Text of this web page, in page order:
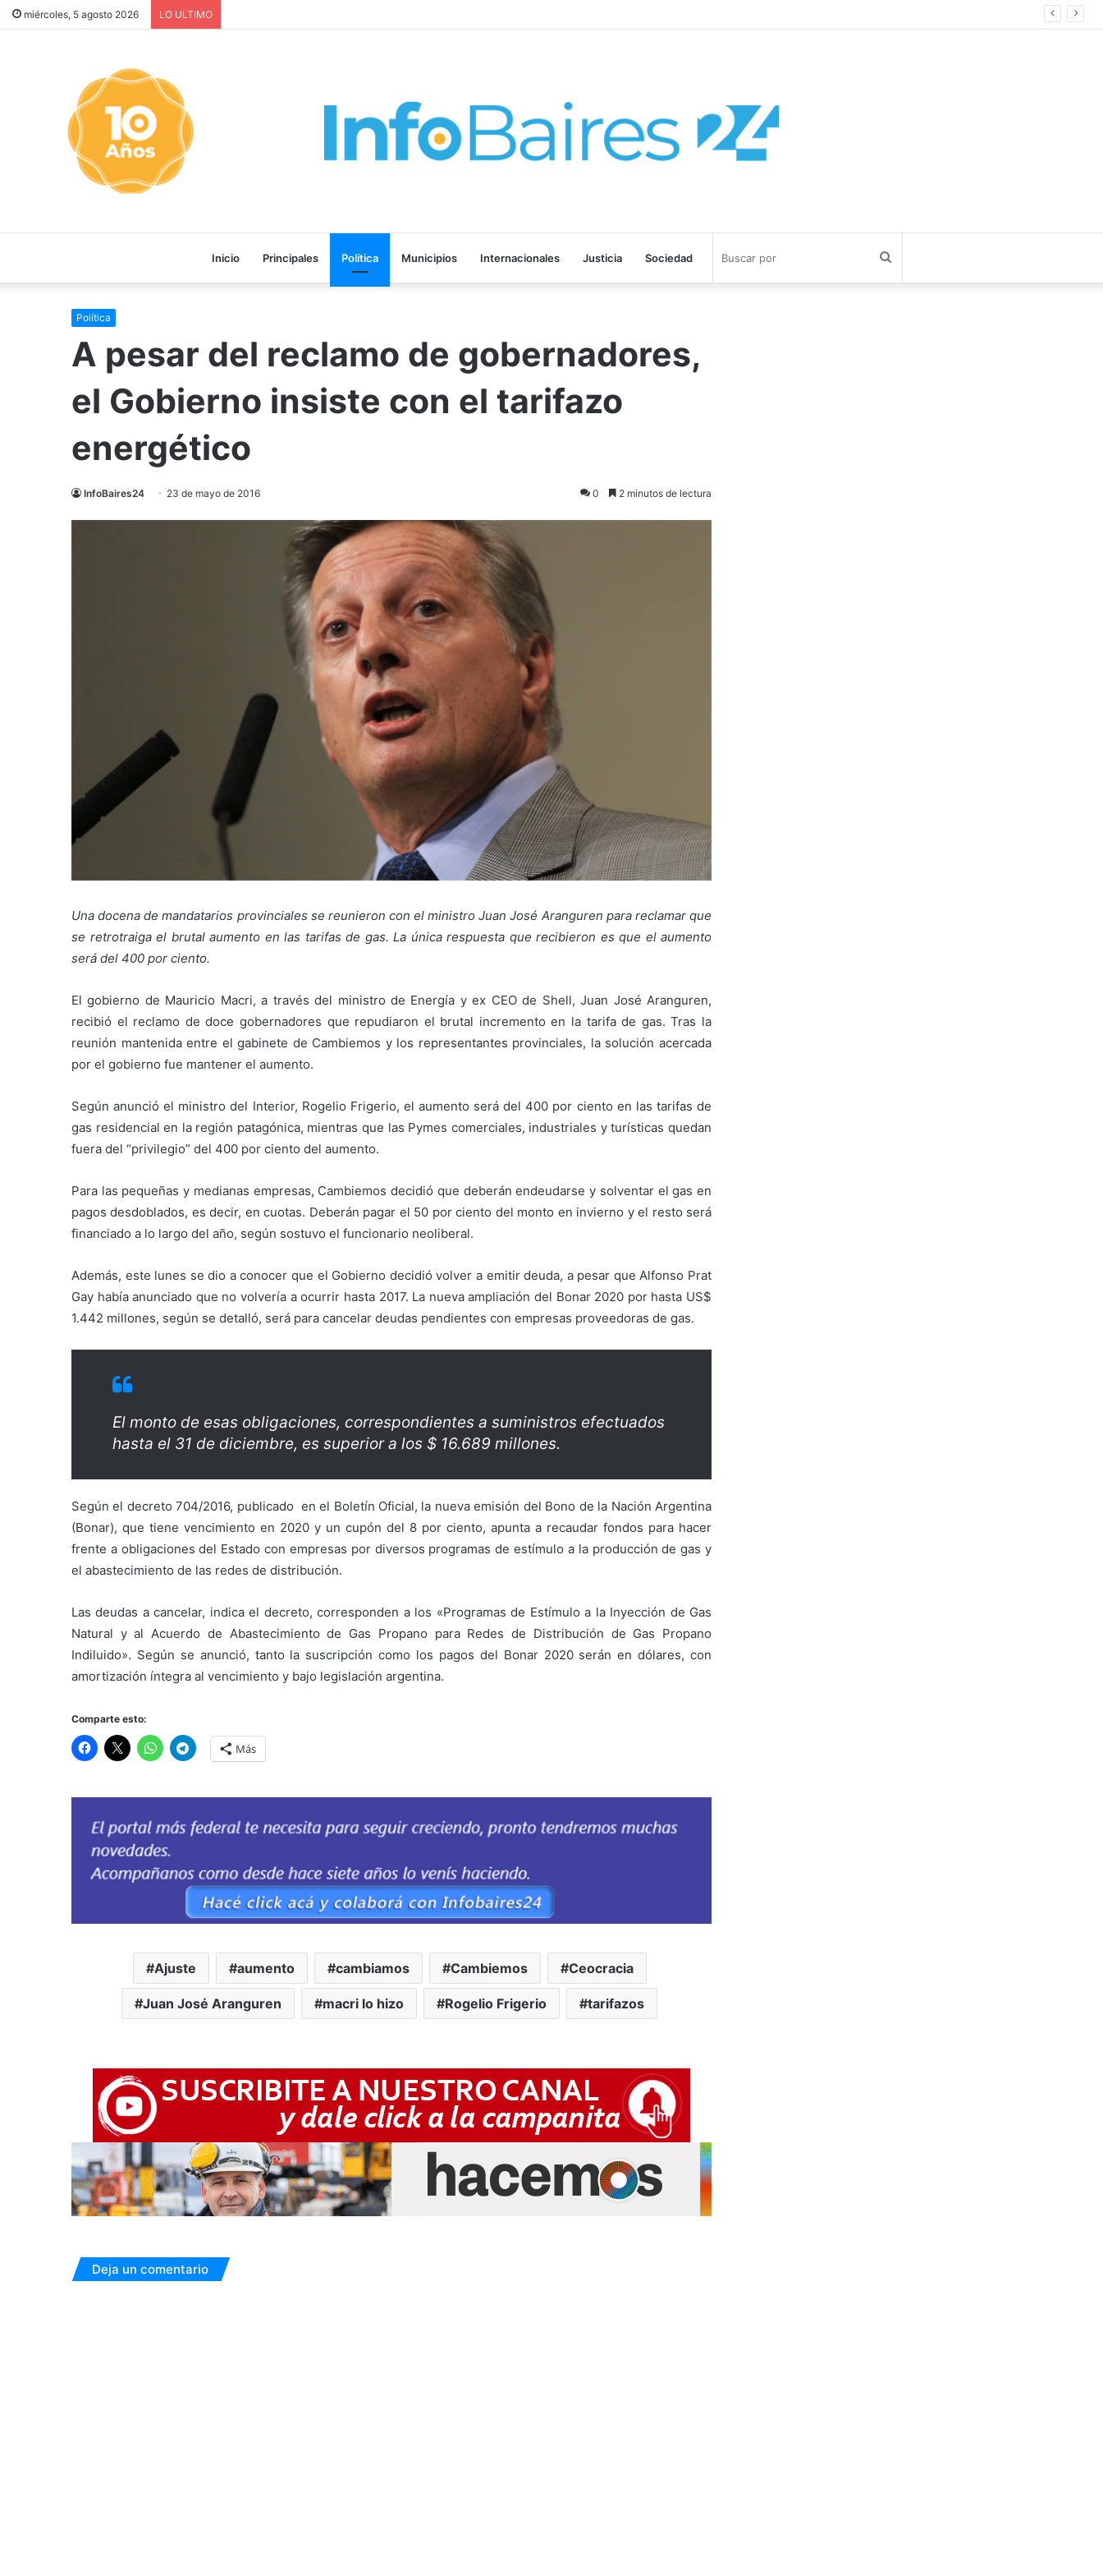
miércoles, 5 agosto 2026 LO ULTIMO
Inicio Principales Política Municipios Internacionales Justicia Sociedad
Política
A pesar del reclamo de gobernadores,
el Gobierno insiste con el tarifazo
energético
InfoBaires24 23 de mayo de 2016 0 2 minutos de lectura
Una docena de mandatarios provinciales se reunieron con el ministro Juan José Aranguren para reclamar que
se retrotraiga el brutal aumento en las tarifas de gas. La única respuesta que recibieron es que el aumento
será del 400 por ciento.
El gobierno de Mauricio Macri, a través del ministro de Energía y ex CEO de Shell, Juan José Aranguren,
recibió el reclamo de doce gobernadores que repudiaron el brutal incremento en la tarifa de gas. Tras la
reunión mantenida entre el gabinete de Cambiemos y los representantes provinciales, la solución acercada
por el gobierno fue mantener el aumento.
Según anunció el ministro del Interior, Rogelio Frigerio, el aumento será del 400 por ciento en las tarifas de
gas residencial en la región patagónica, mientras que las Pymes comerciales, industriales y turísticas quedan
fuera del “privilegio” del 400 por ciento del aumento.
Para las pequeñas y medianas empresas, Cambiemos decidió que deberán endeudarse y solventar el gas en
pagos desdoblados, es decir, en cuotas. Deberán pagar el 50 por ciento del monto en invierno y el resto será
financiado a lo largo del año, según sostuvo el funcionario neoliberal.
Además, este lunes se dio a conocer que el Gobierno decidió volver a emitir deuda, a pesar que Alfonso Prat
Gay había anunciado que no volvería a ocurrir hasta 2017. La nueva ampliación del Bonar 2020 por hasta US$
1.442 millones, según se detalló, será para cancelar deudas pendientes con empresas proveedoras de gas.
El monto de esas obligaciones, correspondientes a suministros efectuados
hasta el 31 de diciembre, es superior a los $ 16.689 millones.
Según el decreto 704/2016, publicado en el Boletín Oficial, la nueva emisión del Bono de la Nación Argentina
(Bonar), que tiene vencimiento en 2020 y un cupón del 8 por ciento, apunta a recaudar fondos para hacer
frente a obligaciones del Estado con empresas por diversos programas de estímulo a la producción de gas y
el abastecimiento de las redes de distribución.
Las deudas a cancelar, indica el decreto, corresponden a los «Programas de Estímulo a la Inyección de Gas
Natural y al Acuerdo de Abastecimiento de Gas Propano para Redes de Distribución de Gas Propano
Indiluido». Según se anunció, tanto la suscripción como los pagos del Bonar 2020 serán en dólares, con
amortización íntegra al vencimiento y bajo legislación argentina.
Comparte esto:
Más
Ajuste aumento cambiamos Cambiemos Ceocracia
Juan José Aranguren macri lo hizo Rogelio Frigerio tarifazos
Deja un comentario